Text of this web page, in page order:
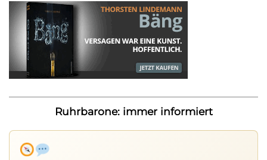
Ruhrbarone: immer informiert